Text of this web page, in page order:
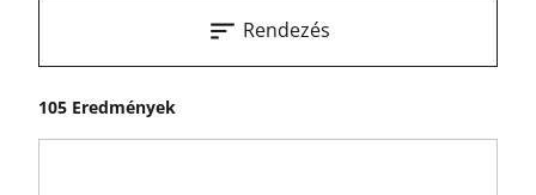
105 Eredmények
Rendezés